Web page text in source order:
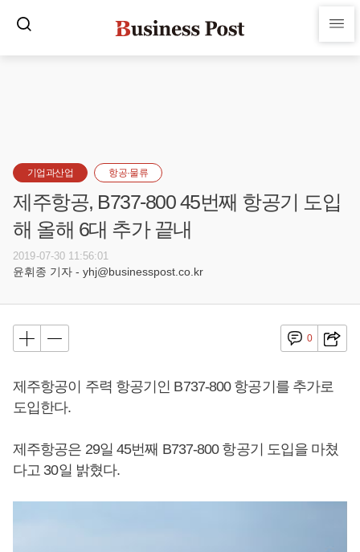
기업과산업 항공·물류
제주항공, B737-800 45번째 항공기 도입
해 올해 6대 추가 끝내
2019-07-30 11:56:01
윤휘종 기자 - yhj@businesspost.co.kr
0
제주항공이 주력 항공기인 B737-800 항공기를 추가로
도입한다.
제주항공은 29일 45번째 B737-800 항공기 도입을 마쳤
다고 30일 밝혔다.